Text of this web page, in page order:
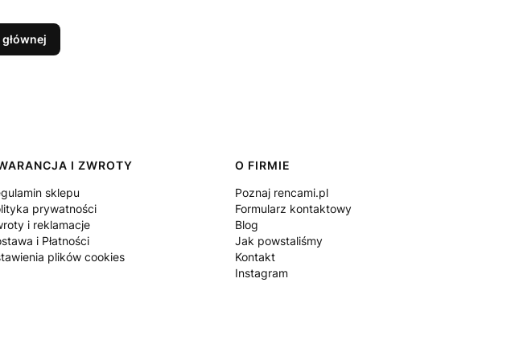
I ZWROTY
sklepu
prywatności
i reklamacje
i Płatności
plików cookies
O FIRMIE
Poznaj rencami.pl
Formularz kontaktowy
Blog
Jak powstaliśmy
Kontakt
Instagram